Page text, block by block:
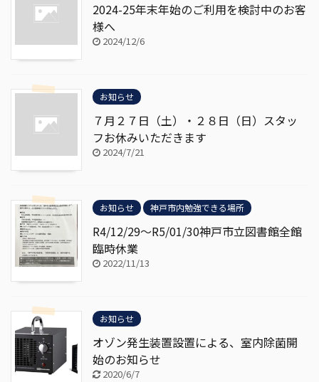
2024-25年末年始のご利用を検討中のお客
様へ
2024/12/6
お知らせ
７月２７日（土）・２８日（日）スタッ
フお休みいただきます
2024/7/21
お知らせ 神戸市内勉強できる場所
R4/12/29～R5/01/30神戸市立図書館全館
臨時休業
2022/11/13
お知らせ
オゾン発生装置設置による、室内除菌開
始のお知らせ
2020/6/7